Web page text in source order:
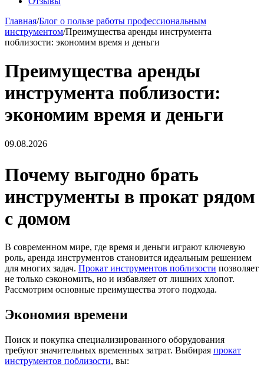
Главная/Блог о пользе работы профессиональным
инструментом/Преимущества аренды инструмента
поблизости: экономим время и деньги
Преимущества аренды
инструмента поблизости:
экономим время и деньги
09.08.2026
Почему выгодно брать
инструменты в прокат рядом
с домом
В современном мире, где время и деньги играют ключевую
роль, аренда инструментов становится идеальным решением
для многих задач. Прокат инструментов поблизости позволяет
не только сэкономить, но и избавляет от лишних хлопот.
Рассмотрим основные преимущества этого подхода.
Экономия времени
Поиск и покупка специализированного оборудования
требуют значительных временных затрат. Выбирая прокат
инструментов поблизости, вы: